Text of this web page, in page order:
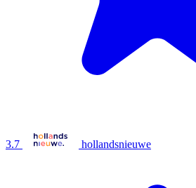
3.7 hollandsnieuwe